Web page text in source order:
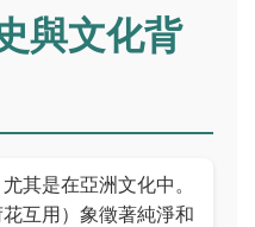
與文化背
其是在亞洲文化中。
互用）象徵著純淨和